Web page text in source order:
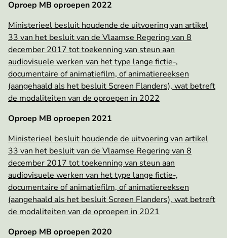
Oproep MB oproepen 2022
Ministerieel besluit houdende de uitvoering van artikel
33 van het besluit van de Vlaamse Regering van 8
december 2017 tot toekenning van steun aan
audiovisuele werken van het type lange fictie-,
documentaire of animatiefilm, of animatiereeksen
(aangehaald als het besluit Screen Flanders), wat betreft
de modaliteiten van de oproepen in 2022
Oproep MB oproepen 2021
Ministerieel besluit houdende de uitvoering van artikel
33 van het besluit van de Vlaamse Regering van 8
december 2017 tot toekenning van steun aan
audiovisuele werken van het type lange fictie-,
documentaire of animatiefilm, of animatiereeksen
(aangehaald als het besluit Screen Flanders), wat betreft
de modaliteiten van de oproepen in 2021
Oproep MB oproepen 2020